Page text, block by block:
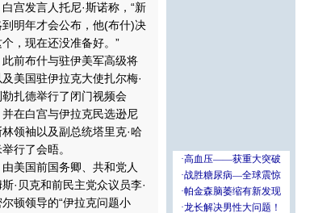
发言人托尼·斯诺称，“新
到明年才会公布，他(布什)决
个，现在还没准备好。”
布什与驻伊美军高级将
美国驻伊拉克大使扎尔梅·
勒扎德举行了闭门视频会
并在白宫与伊拉克民选逊尼
领袖以及副总统塔里克·哈
行了会晤。
国前国务卿、共和党人
·贝克和前民主党众议员李·
顿领导的“伊拉克问题小